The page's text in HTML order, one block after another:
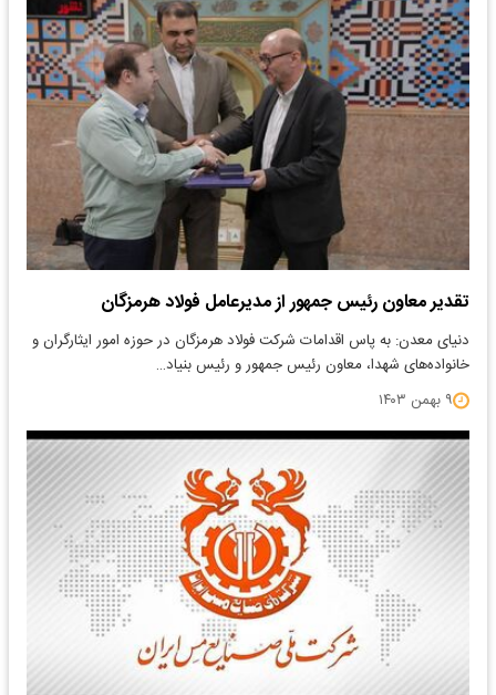
تقدیر معاون رئیس جمهور از مدیرعامل فولاد هرمزگان
دنیای معدن: به پاس اقدامات شرکت فولاد هرمزگان در حوزه امور ایثارگران و
خانواده‌های شهدا، معاون رئیس جمهور و رئیس بنیاد…
۹ بهمن ۱۴۰۳